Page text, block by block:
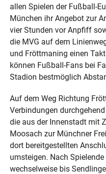
allen Spielen der Fußball-
München ihr Angebot zur
vier Stunden vor Anpfiff
die MVG auf dem
und Fröttmaning einen
können Fußball-Fans bei
Stadion bestmöglich
Auf dem Weg Richtung
Verbindungen
die aus der Innenstadt mit
Moosach zur Münchner
dort bereitgestellten
umsteigen. Nach
wechselweise bis